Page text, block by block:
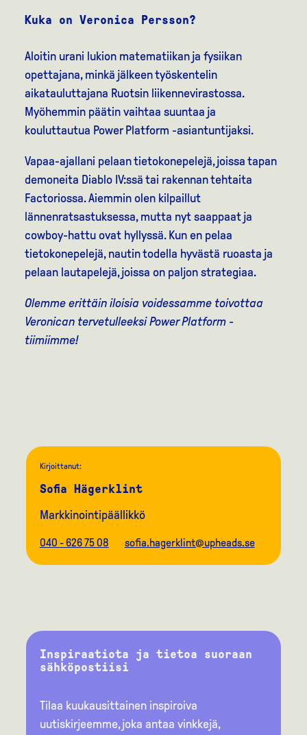
Kuka on Veronica Persson?
Aloitin urani lukion matematiikan ja fysiikan
opettajana, minkä jälkeen työskentelin
aikatauluttajana Ruotsin liikennevirastossa.
Myöhemmin päätin vaihtaa suuntaa ja
kouluttautua Power Platform -asiantuntijaksi.
Vapaa-ajallani pelaan tietokonepelejä, joissa tapan
demoneita Diablo IV:ssä tai rakennan tehtaita
Factoriossa. Aiemmin olen kilpaillut
lännenratsastuksessa, mutta nyt saappaat ja
cowboy-hattu ovat hyllyssä. Kun en pelaa
tietokonepelejä, nautin todella hyvästä ruoasta ja
pelaan lautapelejä, joissa on paljon strategiaa.
Olemme erittäin iloisia voidessamme toivottaa
Veronican tervetulleeksi Power Platform -
tiimiimme!
Kirjoittanut:
Sofia Hägerklint
Markkinointipäällikkö
040 - 626 75 08 sofia.hagerklint@upheads.se
Inspiraatiota ja tietoa suoraan
sähköpostiisi
Tilaa kuukausittainen inspiroiva
uutiskirjeemme, joka antaa vinkkejä,